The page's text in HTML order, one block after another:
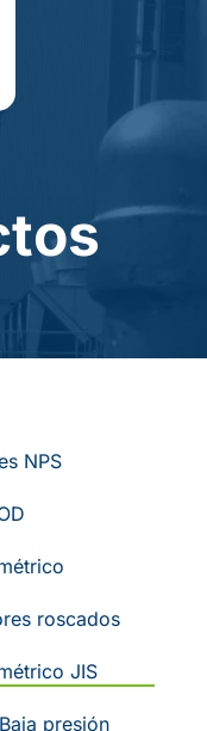
NPS
roscados
JIS
presión